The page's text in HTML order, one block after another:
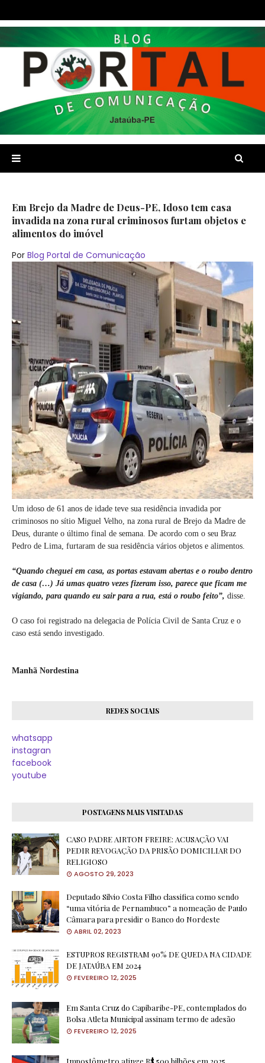
Em Brejo da Madre de Deus-PE, Idoso tem casa
invadida na zona rural criminosos furtam objetos e
alimentos do imóvel
Por Blog Portal de Comunicação
Um idoso de 61 anos de idade teve sua residência invadida por
criminosos no sítio Miguel Velho, na zona rural de Brejo da Madre de
Deus, durante o último final de semana. De acordo com o seu Braz
Pedro de Lima, furtaram de sua residência vários objetos e alimentos.
“Quando cheguei em casa, as portas estavam abertas e o roubo dentro
de casa (…) Já umas quatro vezes fizeram isso, parece que ficam me
vigiando, para quando eu sair para a rua, está o roubo feito”, disse.
O caso foi registrado na delegacia de Polícia Civil de Santa Cruz e o
caso está sendo investigado.
Manhã Nordestina
REDES SOCIAIS
whatsapp
instagran
facebook
youtube
POSTAGENS MAIS VISITADAS
CASO PADRE AIRTON FREIRE: ACUSAÇÃO VAI
PEDIR REVOGAÇÃO DA PRISÃO DOMICILIAR DO
RELIGIOSO
AGOSTO 29, 2023
Deputado Silvio Costa Filho classifica como sendo
“uma vitória de Pernambuco” a nomeação de Paulo
Câmara para presidir o Banco do Nordeste
ABRIL 02, 2023
ESTUPROS REGISTRAM 90% DE QUEDA NA CIDADE
DE JATAÚBA EM 2024
FEVEREIRO 12, 2025
Em Santa Cruz do Capibaribe-PE, contemplados do
Bolsa Atleta Municipal assinam termo de adesão
FEVEREIRO 12, 2025